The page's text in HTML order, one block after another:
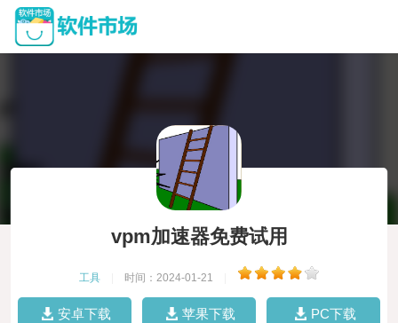
vpm加速器免费试用
工具 时间：2024-01-21
安卓下载 苹果下载 PC下载